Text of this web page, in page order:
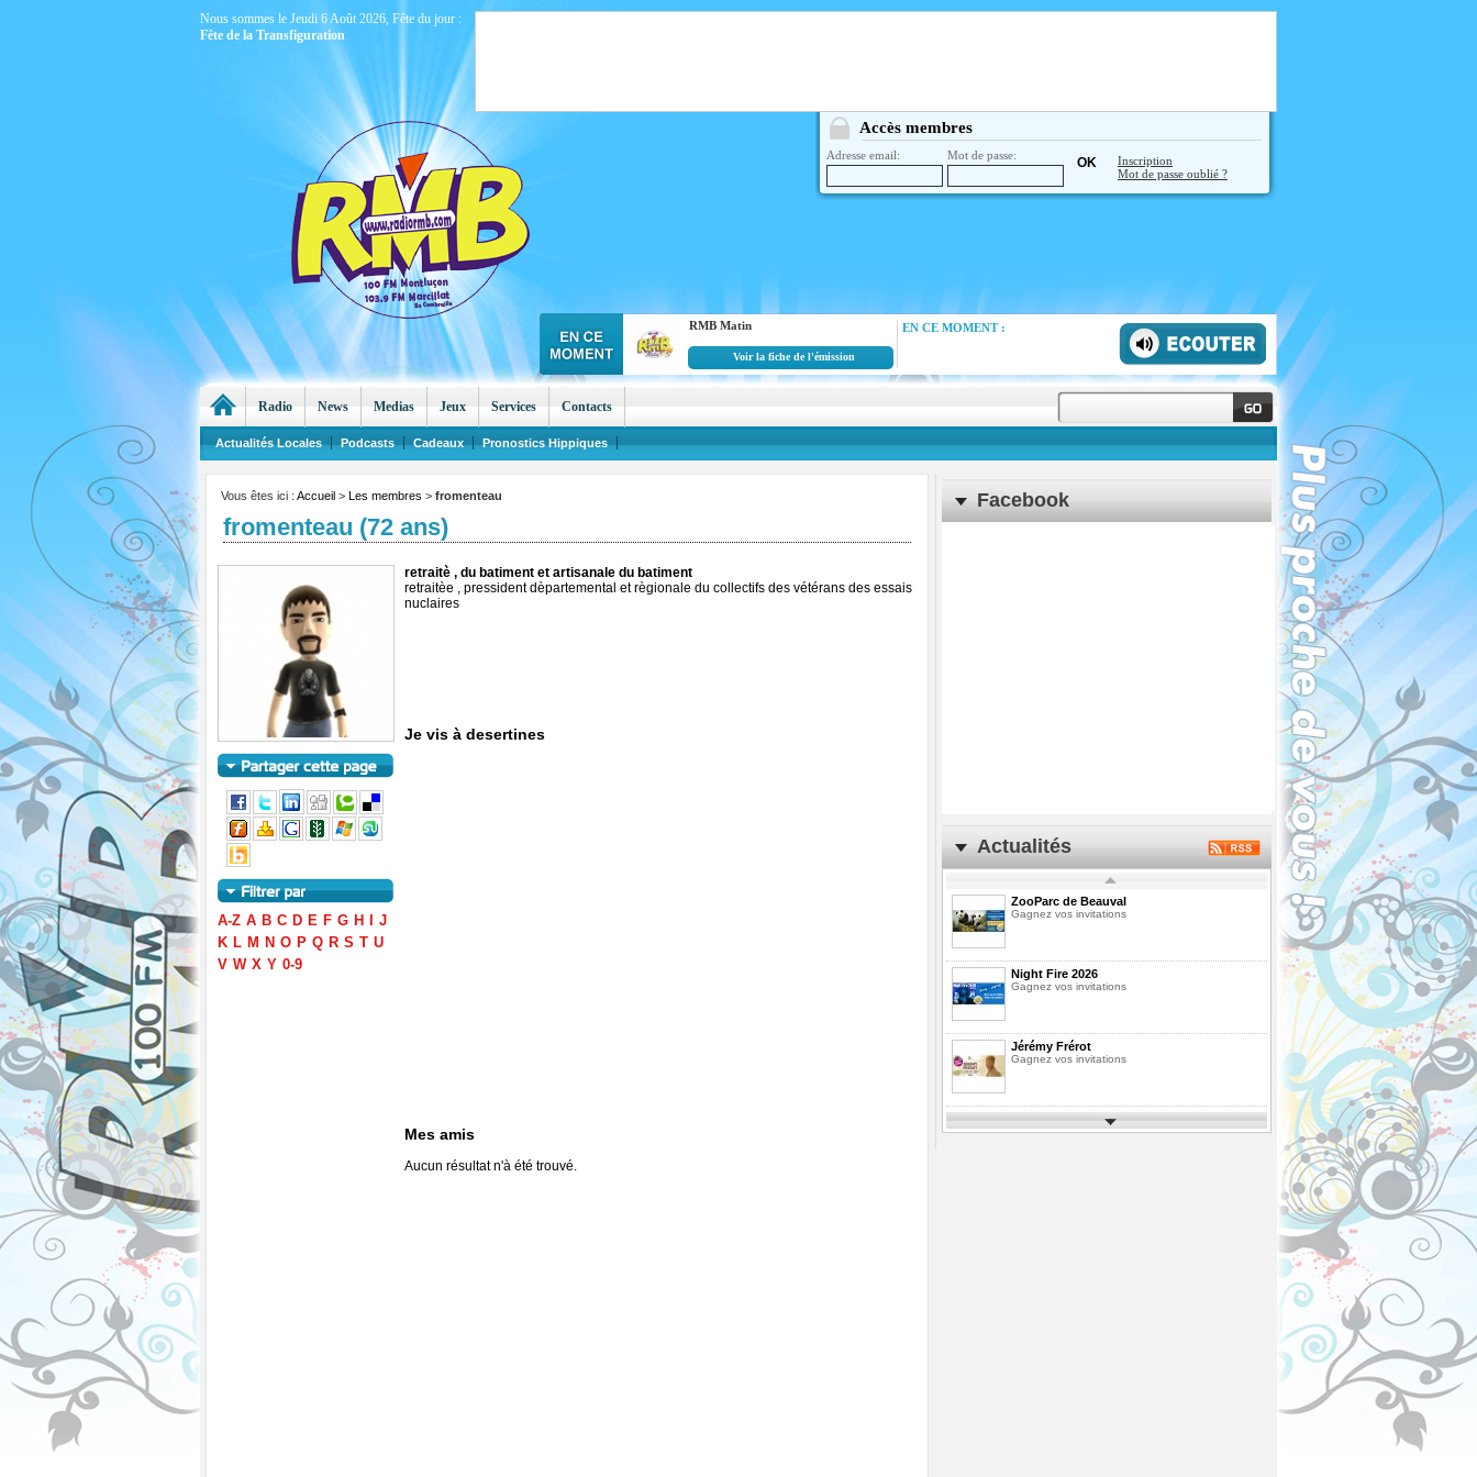
Vous êtes ici : Accueil > Les membres > fromenteau
fromenteau (72 ans)
retraitè , du batiment et artisanale du batiment
retraitèe , pressident dèpartemental et règionale du collectifs des vétérans des essais
nuclaires
Je vis à desertines
Mes amis
Aucun résultat n'à été trouvé.
A-Z A B C D E F G H
J
K L M N O P Q R S T U
V W X Y 0-9
Facebook
Actualités
ZooParc de Beauval
Gagnez vos invitations
Night Fire 2026
Gagnez vos invitations
Jérémy Frérot
Gagnez vos invitations
Parcs d'Attractions et de Loisirs 2026
RMB Matin
Voir la fiche de l'émission
EN CE MOMENT :
Accès membres
Adresse email: Mot de passe:
Inscription
Mot de passe oublié ?
Radio News Medias Jeux Services Contacts
Actualités Locales Podcasts Cadeaux Pronostics Hippiques
Nous sommes le Jeudi 6 Août 2026, Fête du jour :
Fête de la Transfiguration